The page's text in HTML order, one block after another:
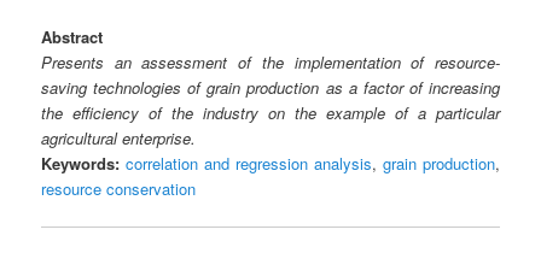
Abstract
Presents an assessment of the implementation of resource-
saving technologies of grain production as a factor of increasing
the efficiency of the industry on the example of a particular
agricultural enterprise.
Keywords: correlation and regression analysis, grain production,
resource conservation